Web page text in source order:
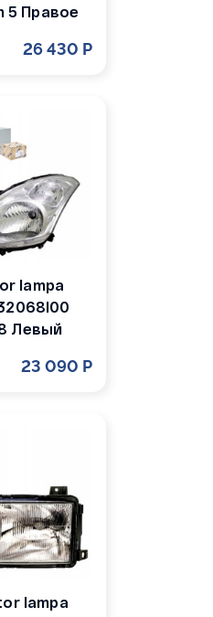
5 Правое
26 430 Р
lampa
Левый
23 090 Р
lampa